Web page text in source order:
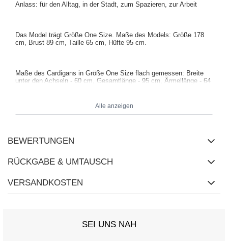
Anlass: für den Alltag, in der Stadt, zum Spazieren, zur Arbeit
Das Model trägt Größe One Size. Maße des Models: Größe 178
cm, Brust 89 cm, Taille 65 cm, Hüfte 95 cm.
Maße des Cardigans in Größe One Size flach gemessen: Breite
unter den Achseln - 60 cm, Gesamtlänge - 95 cm, Ärmellänge - 64
Alle anzeigen
BEWERTUNGEN
RÜCKGABE & UMTAUSCH
VERSANDKOSTEN
SEI UNS NAH